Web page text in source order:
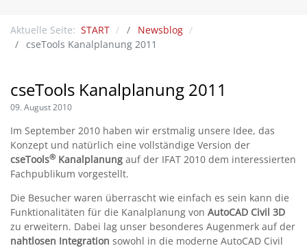
Aktuelle Seite: START
Newsblog
cseTools Kanalplanung 2011
cseTools Kanalplanung 2011
09. August 2010
Im September 2010 haben wir erstmalig unsere Idee, das
Konzept und natürlich eine vollständige Version der
cseTools® Kanalplanung auf der IFAT 2010 dem interessierten
Fachpublikum vorgestellt.
Die Besucher waren überrascht wie einfach es sein kann die
Funktionalitäten für die Kanalplanung von AutoCAD Civil 3D
zu erweitern. Dabei lag unser besonderes Augenmerk auf der
nahtlosen Integration sowohl in die moderne AutoCAD Civil